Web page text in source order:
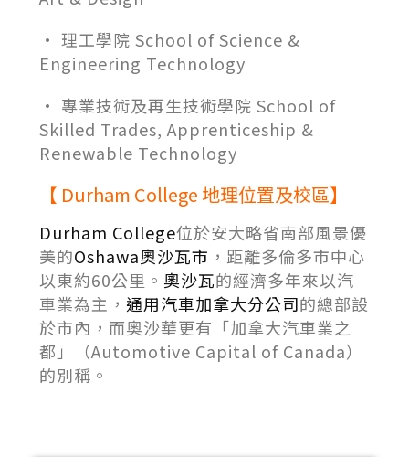
• 理工學院 School of Science &
Engineering Technology
• 專業技術及再生技術學院 School of
Skilled Trades, Apprenticeship &
Renewable Technology
【 Durham College 地理位置及校區】
Durham College位於安大略省南部風景優
美的Oshawa奧沙瓦市 ，距離多倫多市中心
以東約60公里。 奧沙瓦的經濟多年來以汽
車業為主， 通用汽車加拿大分公司的總部設
於市內，而奧沙華更有「加拿大汽車業之
都」（Automotive Capital of Canada）
的別稱。